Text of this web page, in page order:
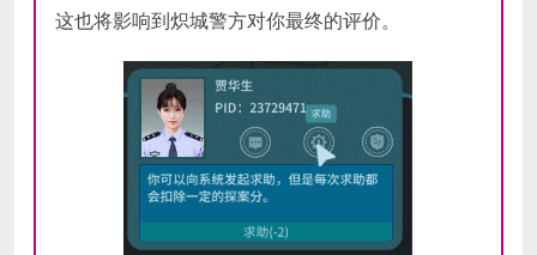
这也将影响到炽城警方对你最终的评价。